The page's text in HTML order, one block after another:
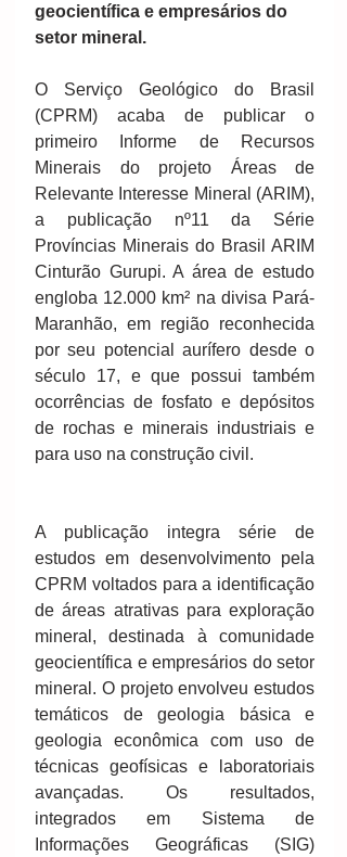
geocientífica e empresários do
setor mineral.
O Serviço Geológico do Brasil
(CPRM) acaba de publicar o
primeiro Informe de Recursos
Minerais do projeto Áreas de
Relevante Interesse Mineral (ARIM),
a publicação nº11 da Série
Províncias Minerais do Brasil ARIM
Cinturão Gurupi. A área de estudo
engloba 12.000 km² na divisa Pará-
Maranhão, em região reconhecida
por seu potencial aurífero desde o
século 17, e que possui também
ocorrências de fosfato e depósitos
de rochas e minerais industriais e
para uso na construção civil.
A publicação integra série de
estudos em desenvolvimento pela
CPRM voltados para a identificação
de áreas atrativas para exploração
mineral, destinada à comunidade
geocientífica e empresários do setor
mineral. O projeto envolveu estudos
temáticos de geologia básica e
geologia econômica com uso de
técnicas geofísicas e laboratoriais
avançadas. Os resultados,
integrados em Sistema de
Informações Geográficas (SIG)